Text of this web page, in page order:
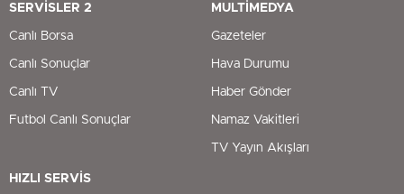
SERVİSLER 2
Canlı Borsa
Canlı Sonuçlar
Canlı TV
Futbol Canlı Sonuçlar
MULTİMEDYA
Gazeteler
Hava Durumu
Haber Gönder
Namaz Vakitleri
TV Yayın Akışları
HIZLI SERVİS